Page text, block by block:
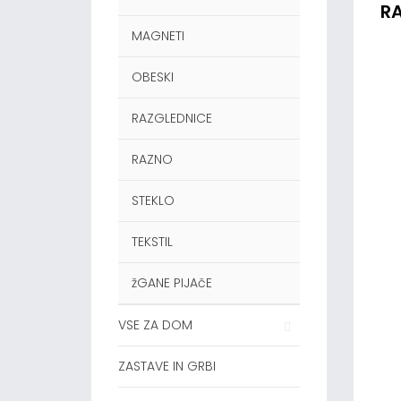
MAGNETI
OBESKI
RAZGLEDNICE
RAZNO
STEKLO
TEKSTIL
žGANE PIJAčE
VSE ZA DOM
ZASTAVE IN GRBI